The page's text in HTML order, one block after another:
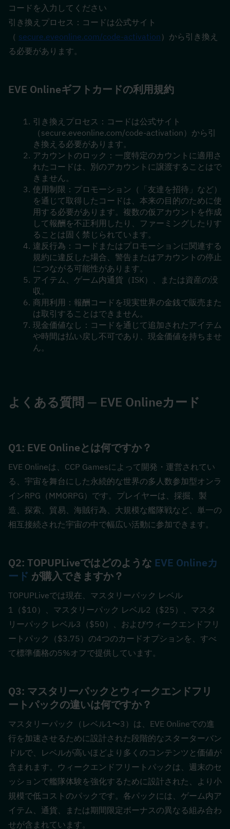
コードを入力してください
引き換えプロセス：コードは公式サイト
（ secure.eveonline.com/code-activation ）から引き換え
る必要があります。
EVE Onlineギフトカードの利用規約
引き換えプロセス：コードは公式サイト
（secure.eveonline.com/code-activation）から引
き換える必要があります。
アカウントのロック：一度特定のカウントに適用さ
れたコードは、別のアカウントに譲渡することはで
きません。
使用制限：プロモーション（「友達を招待」など）
を通じて取得したコードは、本来の目的のために使
用する必要があります。複数の仮アカウントを作成
して報酬を不正利用したり、ファーミングしたりす
ることは固く禁じられています。
違反行為：コードまたはプロモーションに関連する
規約に違反した場合、警告またはアカウントの停止
につながる可能性があります。
アイテム、ゲーム内通貨（ISK）、または資産の没
収。
商用利用：報酬コードを現実世界の金銭で販売また
は取引することはできません。
現金価値なし：コードを通じて追加されたアイテム
や時間は払い戻し不可であり、現金価値を持ちませ
ん。
よくある質問 — EVE Onlineカード
Q1: EVE Onlineとは何ですか？
EVE Onlineは、CCP Gamesによって開発・運営されてい
る、宇宙を舞台にした永続的な世界の多人数参加型オンラ
インRPG（MMORPG）です。プレイヤーは、採掘、製
造、探索、貿易、海賊行為、大規模な艦隊戦など、単一の
相互接続された宇宙の中で幅広い活動に参加できます。
Q2: TOPUPLiveではどのような EVE Onlineカ
ード が購入できますか？
TOPUPLiveでは現在、マスタリーパック レベル
1（$10）、マスタリーパック レベル2（$25）、マスタ
リーパック レベル3（$50）、およびウィークエンドフリ
ートパック（$3.75）の4つのカードオプションを、すべ
て標準価格の5%オフで提供しています。
Q3: マスタリーパックとウィークエンドフリ
ートパックの違いは何ですか？
マスタリーパック（レベル1〜3）は、EVE Onlineでの進
行を加速させるために設計された段階的なスターターバン
ドルで、レベルが高いほどより多くのコンテンツと価値が
含まれます。ウィークエンドフリートパックは、週末のセ
ッションで艦隊体験を強化するために設計された、より小
規模で低コストのパックです。各パックには、ゲーム内ア
イテム、通貨、または期間限定ボーナスの異なる組み合わ
せが含まれています。